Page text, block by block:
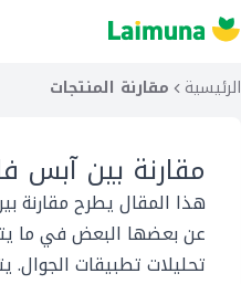
الرئيسية مقارنة المنتجات
مقارنة بينآبس
هذا المقال يطرح مقارنة
عن بعضها البعض في ما
تحليلات تطبيقات الجوال.